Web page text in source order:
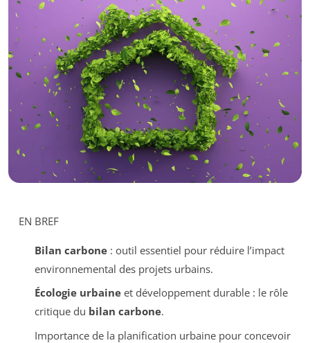
EN BREF
Bilan carbone: outil essentiel pour réduire l’impact
environnemental des projets urbains.
Écologie urbaineet développement durable : le rôle
critique du bilan carbone.
Importance de la planification urbaine pour concevoir